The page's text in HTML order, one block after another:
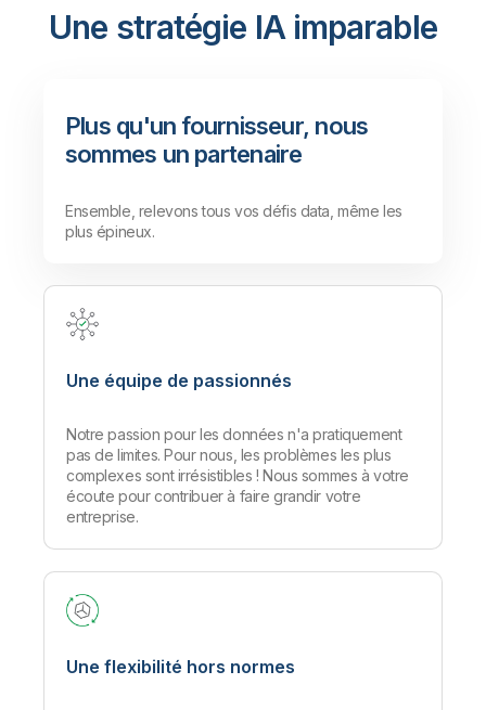
rapidement et efficacement à des
données fiables issues de sources
Une stratégie IA imparable
Plus qu'un fournisseur, nous
sommes un partenaire
Ensemble, relevons tous vos défis data, même les
plus épineux.
Une équipe de passionnés
Notre passion pour les données n'a pratiquement
pas de limites. Pour nous, les problèmes les plus
complexes sont irrésistibles ! Nous sommes à votre
écoute pour contribuer à faire grandir votre
entreprise.
Une flexibilité hors normes